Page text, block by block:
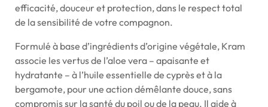
efficacité, douceur et protection, dans le respect total
de la sensibilité de votre compagnon.
Formulé à base d’ingrédients d’origine végétale, Kram
associe les vertus de l’aloe vera – apaisante et
hydratante – à l’huile essentielle de cyprès et à la
bergamote, pour une action démêlante douce, sans
compromis sur la santé du poil ou de la peau. Il aide à